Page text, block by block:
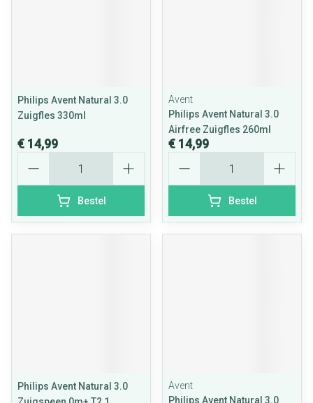
Philips Avent Natural 3.0
Zuigfles 330ml
€ 14,99
Bestel
Avent
Philips Avent Natural 3.0
Airfree Zuigfles 260ml
€ 14,99
Bestel
Philips Avent Natural 3.0
Avent
Philips Avent Natural 3.0